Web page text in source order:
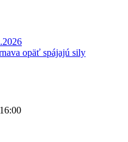
opäť spájajú sily